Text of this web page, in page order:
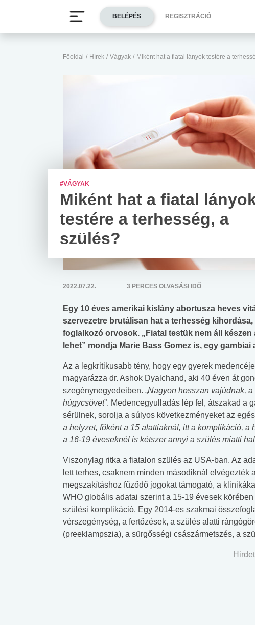
Főoldal / Hírek / Vágyak / Miként hat a fiatal lányok testére a
#VÁGYAK
Miként hat a fiatal
testére a terhesség, a
szülés?
2022.07.22. 3 PERCES OLVASÁSI IDŐ
Egy 10 éves amerikai kislány abortusza heves
szervezetre brutálisan hat a terhesség
foglalkozó orvosok. „Fiatal testük nem áll
lehet” mondja Marie Bass Gomez is, egy
Az a legkritikusabb tény, hogy egy gyerek
magyarázza dr. Ashok Dyalchand, aki 40 éven át
szegénynegyedeiben. „Nagyon hosszan vajúdnak,
húgycsövet”. Medencegyulladás lép fel, átszakad a
sérülnek, sorolja a súlyos következményeket az
a helyzet, főként a 15 alattiaknál, itt a komplikáció,
a 16-19 éveseknél is kétszer annyi a szülés miatti
Viszonylag ritka a fiatalon szülés az USA-ban. Az
lett terhes, csaknem minden másodiknál elvégezték
megszakításhoz fűződő jogokat támogató, a
WHO globális adatai szerint a 15-19 évesek
szülési komplikáció. Egy 2014-es szakmai
vérszegénység, a fertőzések, a szülés alatti
(preeklampszia), a sürgősségi császármetszés, a
BELÉPÉS REGISZTRÁCIÓ